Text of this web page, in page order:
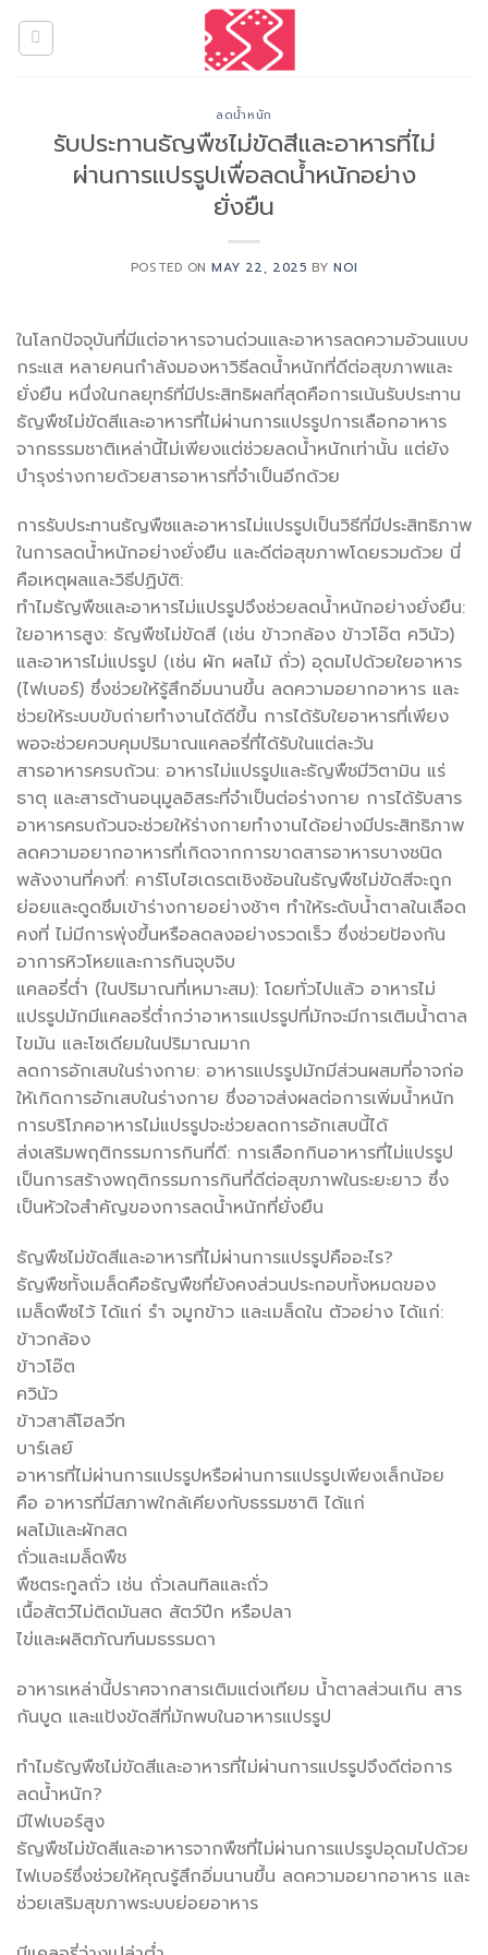
ลดน้ำหนัก
รับประทานธัญพืชไม่ขัดสีและอาหารที่ไม่
ผ่านการแปรรูปเพื่อลดน้ำหนักอย่าง
ยั่งยืน
POSTED ONMAY 22, 2025 BYNOI
ในโลกปัจจุบันที่มีแต่อาหารจานด่วนและอาหารลดความอ้วนแบบ
กระแส หลายคนกำลังมองหาวิธีลดน้ำหนักที่ดีต่อสุขภาพและ
ยั่งยืน หนึ่งในกลยุทธ์ที่มีประสิทธิผลที่สุดคือการเน้นรับประทาน
ธัญพืชไม่ขัดสีและอาหารที่ไม่ผ่านการแปรรูปการเลือกอาหาร
จากธรรมชาติเหล่านี้ไม่เพียงแต่ช่วยลดน้ำหนักเท่านั้น แต่ยัง
บำรุงร่างกายด้วยสารอาหารที่จำเป็นอีกด้วย
การรับประทานธัญพืชและอาหารไม่แปรรูปเป็นวิธีที่มีประสิทธิภาพ
ในการลดน้ำหนักอย่างยั่งยืน และดีต่อสุขภาพโดยรวมด้วย นี่
คือเหตุผลและวิธีปฏิบัติ:
ทำไมธัญพืชและอาหารไม่แปรรูปจึงช่วยลดน้ำหนักอย่างยั่งยืน:
ใยอาหารสูง: ธัญพืชไม่ขัดสี (เช่น ข้าวกล้อง ข้าวโอ๊ต ควินัว)
และอาหารไม่แปรรูป (เช่น ผัก ผลไม้ ถั่ว) อุดมไปด้วยใยอาหาร
(ไฟเบอร์) ซึ่งช่วยให้รู้สึกอิ่มนานขึ้น ลดความอยากอาหาร และ
ช่วยให้ระบบขับถ่ายทำงานได้ดีขึ้น การได้รับใยอาหารที่เพียง
พอจะช่วยควบคุมปริมาณแคลอรี่ที่ได้รับในแต่ละวัน
สารอาหารครบถ้วน: อาหารไม่แปรรูปและธัญพืชมีวิตามิน แร่
ธาตุ และสารต้านอนุมูลอิสระที่จำเป็นต่อร่างกาย การได้รับสาร
อาหารครบถ้วนจะช่วยให้ร่างกายทำงานได้อย่างมีประสิทธิภาพ
ลดความอยากอาหารที่เกิดจากการขาดสารอาหารบางชนิด
พลังงานที่คงที่: คาร์โบไฮเดรตเชิงซ้อนในธัญพืชไม่ขัดสีจะถูก
ย่อยและดูดซึมเข้าร่างกายอย่างช้าๆ ทำให้ระดับน้ำตาลในเลือด
คงที่ ไม่มีการพุ่งขึ้นหรือลดลงอย่างรวดเร็ว ซึ่งช่วยป้องกัน
อาการหิวโหยและการกินจุบจิบ
แคลอรี่ต่ำ (ในปริมาณที่เหมาะสม): โดยทั่วไปแล้ว อาหารไม่
แปรรูปมักมีแคลอรี่ต่ำกว่าอาหารแปรรูปที่มักจะมีการเติมน้ำตาล
ไขมัน และโซเดียมในปริมาณมาก
ลดการอักเสบในร่างกาย: อาหารแปรรูปมักมีส่วนผสมที่อาจก่อ
ให้เกิดการอักเสบในร่างกาย ซึ่งอาจส่งผลต่อการเพิ่มน้ำหนัก
การบริโภคอาหารไม่แปรรูปจะช่วยลดการอักเสบนี้ได้
ส่งเสริมพฤติกรรมการกินที่ดี: การเลือกกินอาหารที่ไม่แปรรูป
เป็นการสร้างพฤติกรรมการกินที่ดีต่อสุขภาพในระยะยาว ซึ่ง
เป็นหัวใจสำคัญของการลดน้ำหนักที่ยั่งยืน
ธัญพืชไม่ขัดสีและอาหารที่ไม่ผ่านการแปรรูปคืออะไร?
ธัญพืชทั้งเมล็ดคือธัญพืชที่ยังคงส่วนประกอบทั้งหมดของ
เมล็ดพืชไว้ ได้แก่ รำ จมูกข้าว และเมล็ดใน ตัวอย่าง ได้แก่:
ข้าวกล้อง
ข้าวโอ๊ต
ควินัว
ข้าวสาลีโฮลวีท
บาร์เลย์
อาหารที่ไม่ผ่านการแปรรูปหรือผ่านการแปรรูปเพียงเล็กน้อย
คือ อาหารที่มีสภาพใกล้เคียงกับธรรมชาติ ได้แก่
ผลไม้และผักสด
ถั่วและเมล็ดพืช
พืชตระกูลถั่ว เช่น ถั่วเลนทิลและถั่ว
เนื้อสัตว์ไม่ติดมันสด สัตว์ปีก หรือปลา
ไข่และผลิตภัณฑ์นมธรรมดา
อาหารเหล่านี้ปราศจากสารเติมแต่งเทียม น้ำตาลส่วนเกิน สาร
กันบูด และแป้งขัดสีที่มักพบในอาหารแปรรูป
ทำไมธัญพืชไม่ขัดสีและอาหารที่ไม่ผ่านการแปรรูปจึงดีต่อการ
ลดน้ำหนัก?
มีไฟเบอร์สูง
ธัญพืชไม่ขัดสีและอาหารจากพืชที่ไม่ผ่านการแปรรูปอุดมไปด้วย
ไฟเบอร์ซึ่งช่วยให้คุณรู้สึกอิ่มนานขึ้น ลดความอยากอาหาร และ
ช่วยเสริมสุขภาพระบบย่อยอาหาร